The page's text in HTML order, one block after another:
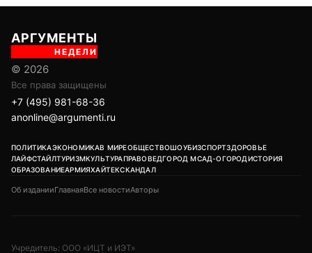
АРГУМЕНТЫ
НЕДЕЛИ
© 2026
Все права защищены
+7 (495) 981-68-36
anonline@argumenti.ru
ПОЛИТИКАЭКОНОМИКАВ МИРЕОБЩЕСТВОШОУБИЗСПОРТЗДОРОВЬЕ
ЛАЙФСТАЙЛТУРИЗМКУЛЬТУРАПРАВОВЕДГОРОД МСАД-ОГОРОДИСТОРИЯ
ОБРАЗОВАНИЕАРМИЯХАЙТЕКСКАНДАЛ
Об изданииГлавнаяВсе новостиАвторы
Учредитель: ООО «ИЦТ и ИЭТ»